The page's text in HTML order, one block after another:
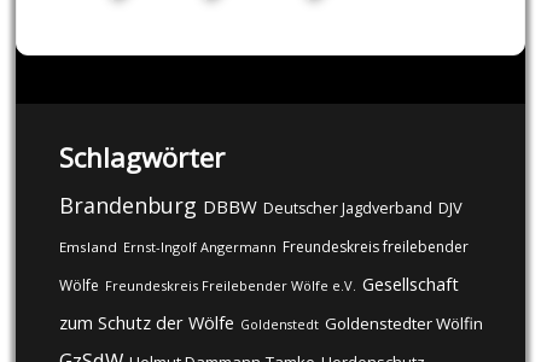
Schlagwörter
Brandenburg DBBW Deutscher Jagdverband DJV
Emsland Ernst-Ingolf Angermann Freundeskreis freilebender
Wölfe Freundeskreis Freilebender Wölfe e.V. Gesellschaft
zum Schutz der Wölfe Goldenstedt Goldenstedter Wölfin